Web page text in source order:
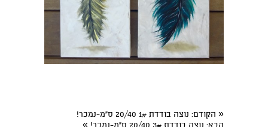
« הקודם: נוצה בודדת 1# 20/40 ס"מ-נמכר!
»